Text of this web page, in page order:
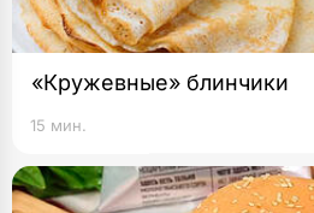
«Кружевные» блинчики
15 мин.